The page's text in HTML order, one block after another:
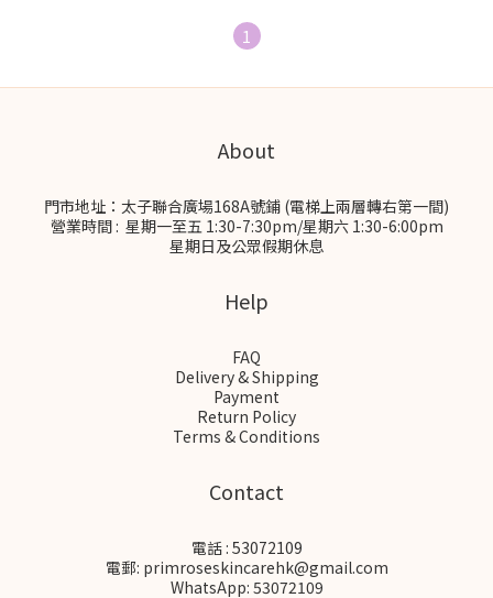
1
About
門市地址：太子聯合廣場168A號鋪 (電梯上兩層轉右第一間)
營業時間 : 星期一至五 1:30-7:30pm/星期六 1:30-6:00pm
星期日及公眾假期休息
Help
FAQ
Delivery & Shipping
Payment
Return Policy
Terms & Conditions
Contact
電話 : 53072109
電郵: primroseskincarehk@gmail.com
WhatsApp: 53072109